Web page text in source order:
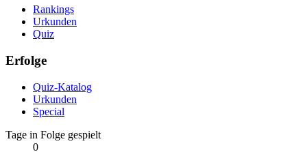
Rankings
Urkunden
Quiz
Erfolge
Quiz-Katalog
Urkunden
Special
Tage in Folge gespielt
0